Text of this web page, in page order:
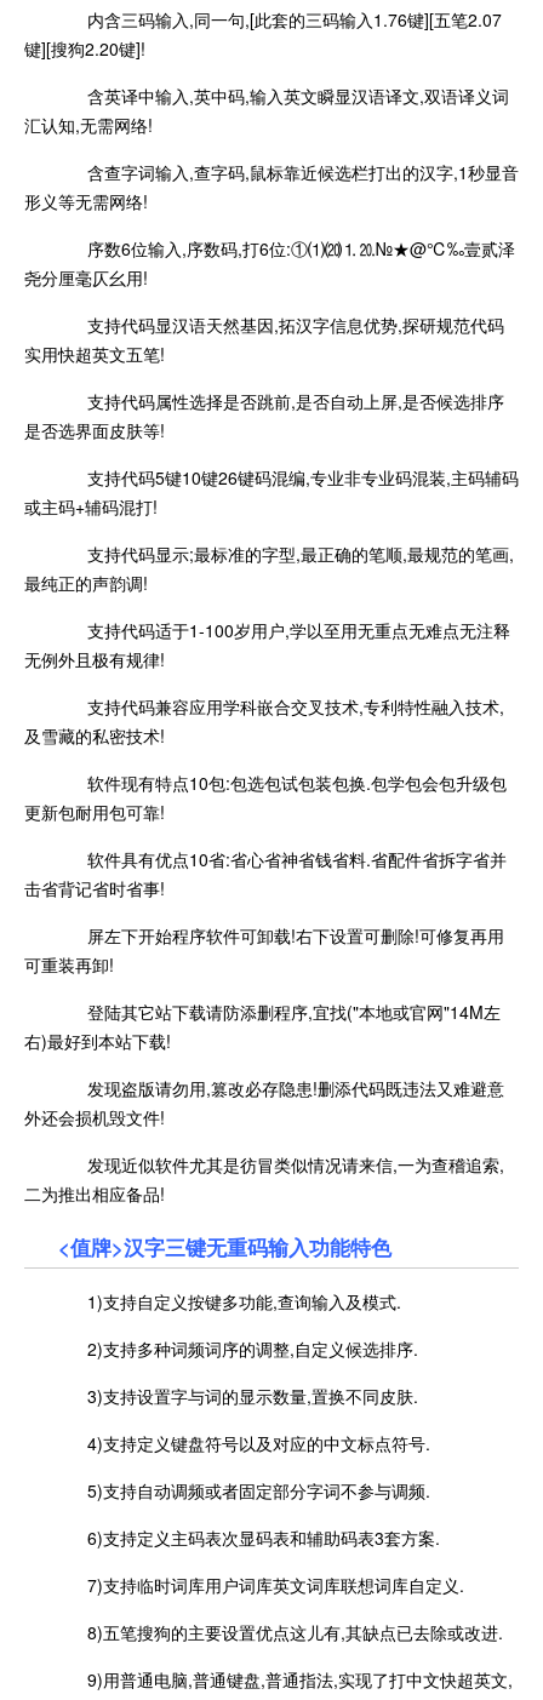
内含三码输入,同一句,[此套的三码输入1.76键][五笔2.07
键][搜狗2.20键]!
含英译中输入,英中码,输入英文瞬显汉语译文,双语译义词
汇认知,无需网络!
含查字词输入,查字码,鼠标靠近候选栏打出的汉字,1秒显音
形义等无需网络!
序数6位输入,序数码,打6位:①⑴⒇⒈⒛№★@℃‰壹贰泽
尧分厘毫仄幺用!
支持代码显汉语天然基因,拓汉字信息优势,探研规范代码
实用快超英文五笔!
支持代码属性选择是否跳前,是否自动上屏,是否候选排序
是否选界面皮肤等!
支持代码5键10键26键码混编,专业非专业码混装,主码辅码
或主码+辅码混打!
支持代码显示;最标准的字型,最正确的笔顺,最规范的笔画,
最纯正的声韵调!
支持代码适于1-100岁用户,学以至用无重点无难点无注释
无例外且极有规律!
支持代码兼容应用学科嵌合交叉技术,专利特性融入技术,
及雪藏的私密技术!
软件现有特点10包:包选包试包装包换.包学包会包升级包
更新包耐用包可靠!
软件具有优点10省:省心省神省钱省料.省配件省拆字省并
击省背记省时省事!
屏左下开始程序软件可卸载!右下设置可删除!可修复再用
可重装再卸!
登陆其它站下载请防添删程序,宜找("本地或官网"14M左
右)最好到本站下载!
发现盗版请勿用,篡改必存隐患!删添代码既违法又难避意
外还会损机毁文件!
发现近似软件尤其是彷冒类似情况请来信,一为查稽追索,
二为推出相应备品!
<值牌>汉字三键无重码输入功能特色
1)支持自定义按键多功能,查询输入及模式.
2)支持多种词频词序的调整,自定义候选排序.
3)支持设置字与词的显示数量,置换不同皮肤.
4)支持定义键盘符号以及对应的中文标点符号.
5)支持自动调频或者固定部分字词不参与调频.
6)支持定义主码表次显码表和辅助码表3套方案.
7)支持临时词库用户词库英文词库联想词库自定义.
8)五笔搜狗的主要设置优点这儿有,其缺点已去除或改进.
9)用普通电脑,普通键盘,普通指法,实现了打中文快超英文,